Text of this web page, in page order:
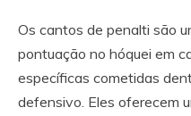
Os cantos de penalti são
pontuação no hóquei em
específicas cometidas
defensivo. Eles oferecem